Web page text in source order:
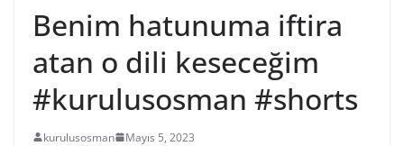
Benim hatunuma iftira
atan o dili keseceğim
#kurulusosman #shorts
kurulusosman Mayıs 5, 2023